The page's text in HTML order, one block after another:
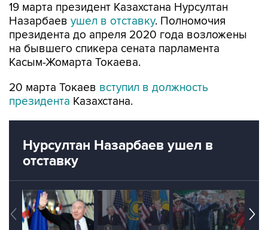
19 марта президент Казахстана Нурсултан
Назарбаев ушел в отставку. Полномочия
президента до апреля 2020 года возложены
на бывшего спикера сената парламента
Касым-Жомарта Токаева.
20 марта Токаев вступил в должность
президента Казахстана.
Нурсултан Назарбаев ушел в
отставку